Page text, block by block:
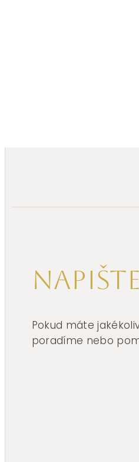
Pokud máte
poradíme nebo